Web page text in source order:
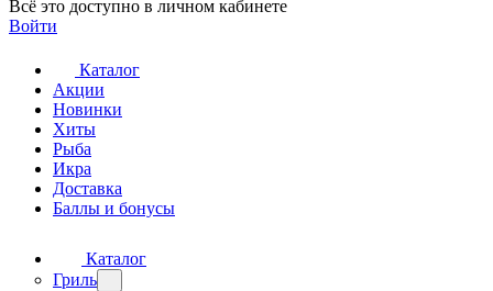
Всё это доступно в личном кабинете
Войти
Каталог
Акции
Новинки
Хиты
Рыба
Икра
Доставка
Баллы и бонусы
Каталог
Гриль